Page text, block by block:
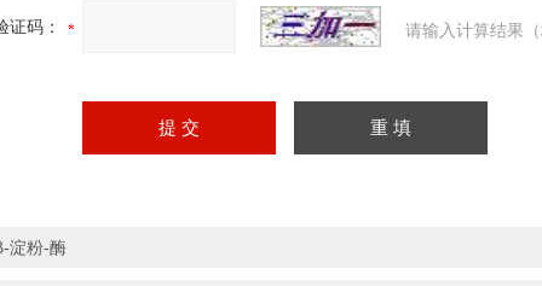
证码： 请输入计算结果
淀粉-酶